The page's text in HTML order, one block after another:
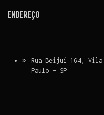
ENDEREÇO
Rua Beijuí 164, Vila
Paulo – SP